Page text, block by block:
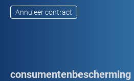
Annuleer contract
consumentenbescherming